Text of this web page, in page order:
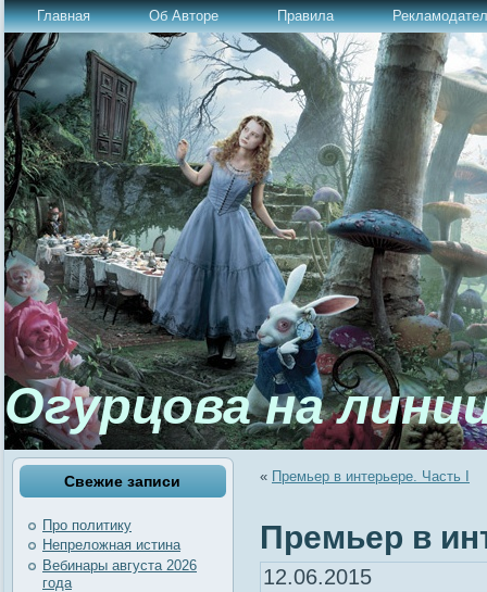
Главная Об Авторе Правила
Огурцова на
Свежие записи
Про политику
Непреложная истина
Вебинары августа 2026
года
« Премьер в интерьере. Часть I
Премьер в
12.06.2015